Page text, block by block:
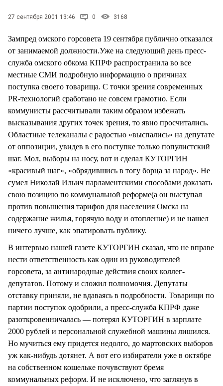
СТИЛЬ ЖИЗНИ
27 сентября 2001 13:46 0 3168
Зампред омского горсовета 19 сентября публично отказался
от занимаемой должности.Уже на следующий день пресс-
служба омского обкома КПРФ распространила во все
местные СМИ подробную информацию о причинах
поступка своего товарища. С точки зрения современных
PR-технологий сработано не совсем грамотно. Если
коммунисты рассчитывали таким образом избежать
высказывания других точек зрения, то явно просчитались.
Областные телеканалы с радостью «выспались» на депутате
от оппозиции, увидев в его поступке только популистский
шаг. Мол, выборы на носу, вот и сделал КУТОРГИН
«красивый шаг», «обрядившись в тогу борца за народ». Не
сумел Николай Ильич парламентскими способами доказать
свою позицию по коммунальной реформе(а он выступал
против повышения тарифов для населения Омска на
содержание жилья, горячую воду и отопление) и не нашел
ничего лучше, как эпатировать публику.
В интервью нашей газете КУТОРГИН сказал, что не вправе
нести ответственность как один из руководителей
горсовета, за антинародные действия своих коллег-
депутатов. Потому и сложил полномочия. Депутаты
отставку приняли, не вдаваясь в подробности. Товарищи по
партии поступок одобрили, а пресс-служба КПРФ даже
разоткровенничалась — потерял КУТОРГИН в зарплате
2000 рублей и персональной служебной машины лишился.
Но мучиться ему придется недолго, до мартовских выборов
уж как-нибудь дотянет. А вот его избиратели уже в октябре
на собственном кошельке почувствуют бремя
коммунальных реформ. И не исключено, что заглянув в